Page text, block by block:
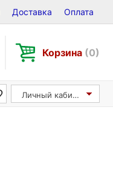
Доставка Оплата
Корзина (0)
Личный кабинет